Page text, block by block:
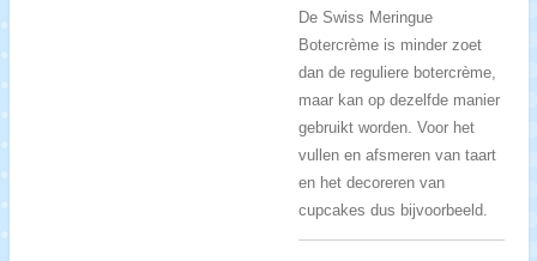
De Swiss Meringue
Botercrème is minder zoet
dan de reguliere botercrème,
maar kan op dezelfde manier
gebruikt worden. Voor het
vullen en afsmeren van taart
en het decoreren van
cupcakes dus bijvoorbeeld.